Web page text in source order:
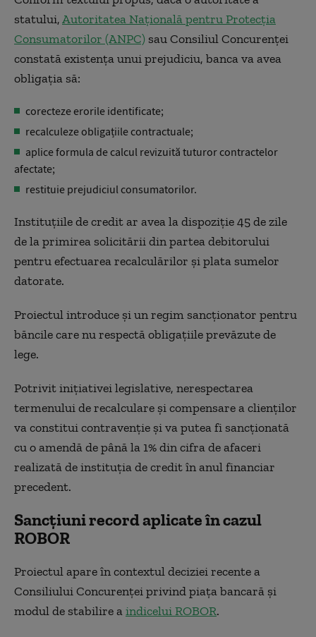
statului,Autoritatea Națională pentru Protecția
Consumatorilor (ANPC) sau Consiliul Concurenței
constată existența unui prejudiciu, banca va avea
obligația să:
corecteze erorile identificate;
recalculeze obligațiile contractuale;
aplice formula de calcul revizuită tuturor contractelor
afectate;
restituie prejudiciul consumatorilor.
Instituțiile de credit ar avea la dispoziție 45 de zile
de la primirea solicitării din partea debitorului
pentru efectuarea recalculărilor și plata sumelor
datorate.
Proiectul introduce și un regim sancționator pentru
băncile care nu respectă obligațiile prevăzute de
lege.
Potrivit inițiativei legislative, nerespectarea
termenului de recalculare și compensare a clienților
va constitui contravenție și va putea fi sancționată
cu o amendă de până la 1% din cifra de afaceri
realizată de instituția de credit în anul financiar
precedent.
Sancțiuni record aplicate în cazul
ROBOR
Proiectul apare în contextul deciziei recente a
Consiliului Concurenței privind piața bancară și
modul de stabilire aindicelui ROBOR.